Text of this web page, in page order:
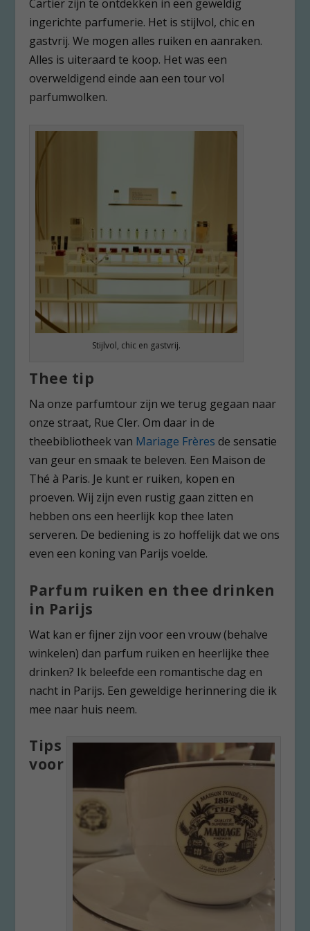
Cartier zijn te ontdekken in een geweldig
ingerichte parfumerie. Het is stijlvol, chic en
gastvrij. We mogen alles ruiken en aanraken.
Alles is uiteraard te koop. Het was een
overweldigend einde aan een tour vol
parfumwolken.
Stijlvol, chic en gastvrij.
Thee tip
Na onze parfumtour zijn we terug gegaan naar
onze straat, Rue Cler. Om daar in de
theebibliotheek van Mariage Frères de sensatie
van geur en smaak te beleven. Een Maison de
Thé à Paris. Je kunt er ruiken, kopen en
proeven. Wij zijn even rustig gaan zitten en
hebben ons een heerlijk kop thee laten
serveren. De bediening is zo hoffelijk dat we ons
even een koning van Parijs voelde.
Parfum ruiken en thee drinken
in Parijs
Wat kan er fijner zijn voor een vrouw (behalve
winkelen) dan parfum ruiken en heerlijke thee
drinken? Ik beleefde een romantische dag en
nacht in Parijs. Een geweldige herinnering die ik
mee naar huis neem.
Tips
voor